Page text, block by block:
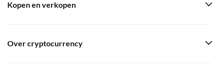
Kopen en verkopen
Over cryptocurrency